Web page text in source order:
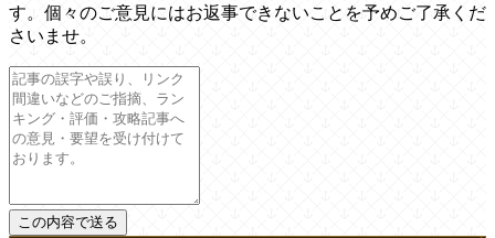
す。個々のご意見にはお返事できないことを予めご了承くだ
さいませ。